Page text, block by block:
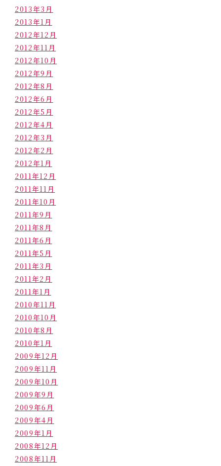
2013年3月
2013年1月
2012年12月
2012年11月
2012年10月
2012年9月
2012年8月
2012年6月
2012年5月
2012年4月
2012年3月
2012年2月
2012年1月
2011年12月
2011年11月
2011年10月
2011年9月
2011年8月
2011年6月
2011年5月
2011年3月
2011年2月
2011年1月
2010年11月
2010年10月
2010年8月
2010年1月
2009年12月
2009年11月
2009年10月
2009年9月
2009年6月
2009年4月
2009年1月
2008年12月
2008年11月